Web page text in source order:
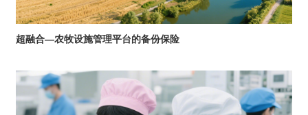
超融合—农牧设施管理平台的备份保险